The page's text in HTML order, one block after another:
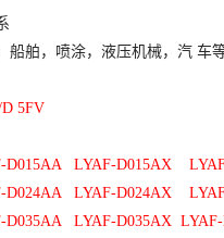
船舶，喷涂，液压机械，汽 车
D 5FV
D015AA LYAF-D015AX
D024AA LYAF-D024AX
LYAF-D035AX LYAF-